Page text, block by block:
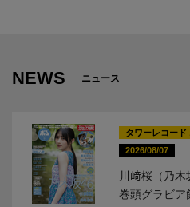
NEWS ニュース
タワーレコード
2026/08/07
川﨑桜（乃
巻頭グラビア